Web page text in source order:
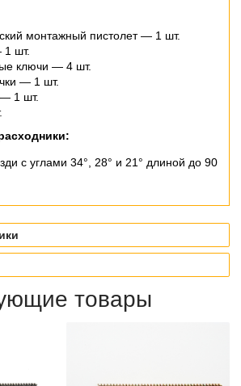
монтажный пистолет — 1 шт.
шт.
ключи — 4 шт.
— 1 шт.
— 1 шт.
с углами 34°, 28° и 21° длиной до 90
товары